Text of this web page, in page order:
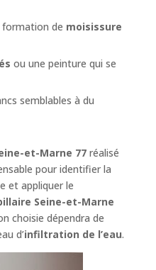
formation de moisissure
ou une peinture qui se
semblables à du
et-Marne 77réalisé
pour identifier la
et appliquer le
Seine-et-Marne
choisie dépendra de
d’infiltration de l’eau.